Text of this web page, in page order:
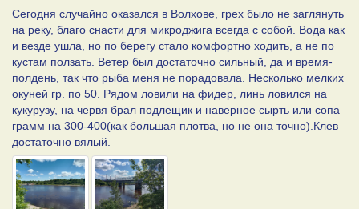
Сегодня случайно оказался в Волхове, грех было не заглянуть
на реку, благо снасти для микроджига всегда с собой. Вода как
и везде ушла, но по берегу стало комфортно ходить, а не по
кустам ползать. Ветер был достаточно сильный, да и время-
полдень, так что рыба меня не порадовала. Несколько мелких
окуней гр. по 50. Рядом ловили на фидер, линь ловился на
кукурузу, на червя брал подлещик и наверное сырть или сопа
грамм на 300-400(как большая плотва, но не она точно).Клев
достаточно вялый.